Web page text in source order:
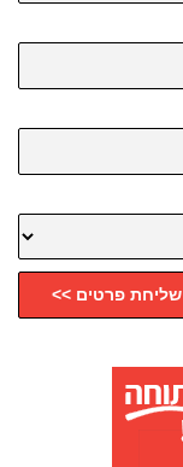
שליחת פרטים >>